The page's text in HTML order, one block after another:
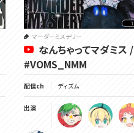
マーダーミステリー
なんちゃってマダミス /
#VOMS_NMM
配信ch ディズム
出演